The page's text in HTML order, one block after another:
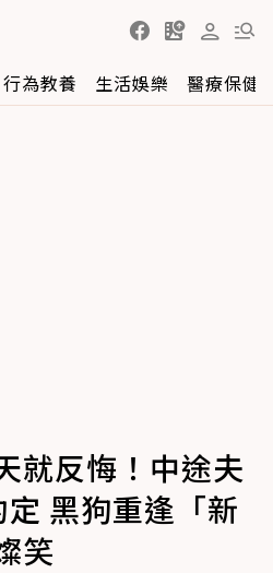
行為教養 生活娛樂 醫療保健
就反悔！中途夫
黑狗重逢「新
笑